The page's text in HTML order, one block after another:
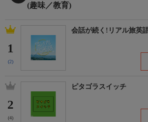
(趣味／教育)
1
(2)
会話が続く!リアル旅英
2
(4)
ピタゴラスイッチ